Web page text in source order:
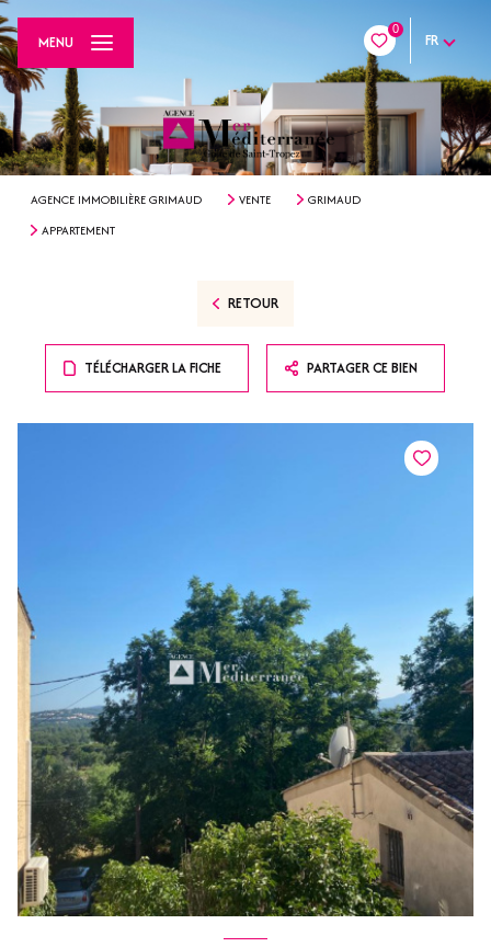
0
FR
MENU
AGENCE IMMOBILIÈRE GRIMAUD VENTE
GRIMAUD
APPARTEMENT
RETOUR
TÉLÉCHARGER LA FICHE PARTAGER CE BIEN